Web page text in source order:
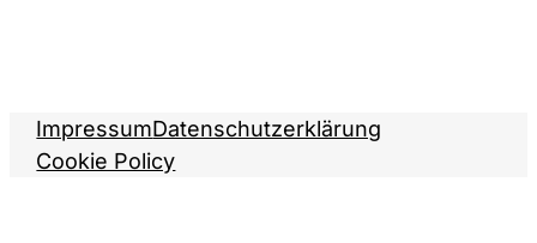
ImpressumDatenschutzerklärung
Cookie Policy